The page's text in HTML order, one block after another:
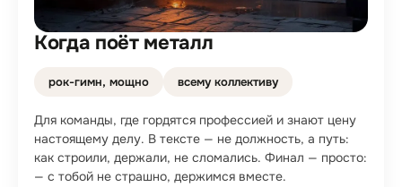
Когда поёт металл
рок-гимн, мощно всему коллективу
Для команды, где гордятся профессией и знают цену
настоящему делу. В тексте — не должность, а путь:
как строили, держали, не сломались. Финал — просто:
— с тобой не страшно, держимся вместе.